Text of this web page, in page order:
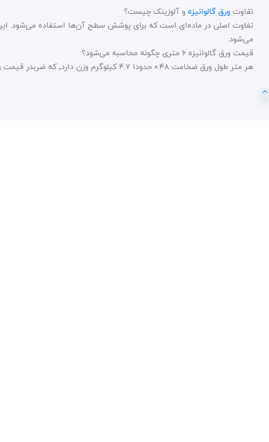
تفاوت ورق گالوانیزه و آلوزینک چیست؟
تفاوت اصلی در ماده‌ای است که برای پوشش سطح آن‌ها استفاده می‌شود. این
می‌شود.
قیمت ورق گالوانیزه ۶ متری چگونه محاسبه می‌شود؟
هر متر طول ورق ضخامت ۰.۴۸ حدودا ۴.۷ کیلوگرم وزن دارد٬ که ضربدر قیمت روز ورق گالوانیزه شده و قیمت آن مشخص می‌شود.